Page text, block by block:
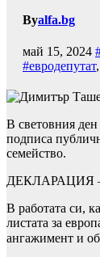
Byalfa.bg
май 15, 2024
#евродепутат,
В световния ден
подписа
семейство.
ДЕКЛАРАЦИЯ
В работата си,
листата за
ангажимент и